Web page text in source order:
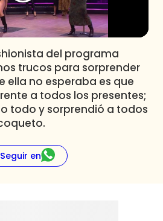
del programa
trucos para sorprender
ella no esperaba es que
a todos los presentes;
todo y sorprendió a todos
Seguir en